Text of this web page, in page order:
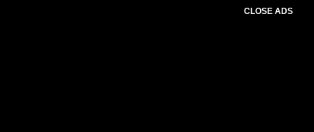
CLOSE ADS